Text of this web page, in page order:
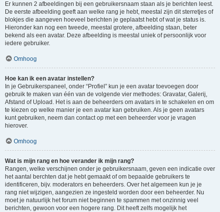
Er kunnen 2 afbeeldingen bij een gebruikersnaam staan als je berichten leest.
De eerste afbeelding geeft aan welke rang je hebt, meestal zijn dit sterretjes of
blokjes die aangeven hoeveel berichten je geplaatst hebt of wat je status is.
Hieronder kan nog een tweede, meestal grotere, afbeelding staan, beter
bekend als een avatar. Deze afbeelding is meestal uniek of persoonlijk voor
iedere gebruiker.
Omhoog
Hoe kan ik een avatar instellen?
In je Gebruikerspaneel, onder “Profiel” kun je een avatar toevoegen door
gebruik te maken van één van de volgende vier methodes: Gravatar, Galerij,
Afstand of Upload. Het is aan de beheerders om avatars in te schakelen en om
te kiezen op welke manier je een avatar kan gebruiken. Als je geen avatars
kunt gebruiken, neem dan contact op met een beheerder voor je vragen
hierover.
Omhoog
Wat is mijn rang en hoe verander ik mijn rang?
Rangen, welke verschijnen onder je gebruikersnaam, geven een indicatie over
het aantal berchten dat je hebt gemaakt of om bepaalde gebruikers te
identificeren, bijv. moderators en beheerders. Over het algemeen kun je je
rang niet wijzigen, aangezien ze ingesteld worden door een beheerder. Nu
moet je natuurlijk het forum niet beginnen te spammen met onzinnig veel
berichten, gewoon voor een hogere rang. Dit heeft zelfs mogelijk het